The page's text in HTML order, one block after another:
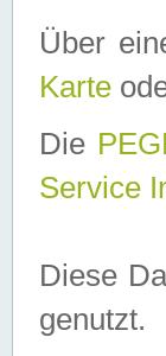
Über
Karte
Die
Service
Diese
genutzt.